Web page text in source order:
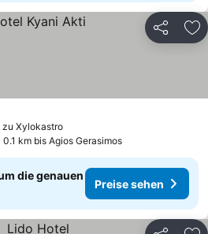
Teilen
zu XylokastroPreise sehen
sehen
0.1 km bis Agios Gerasimos
die genauen
Preise sehen